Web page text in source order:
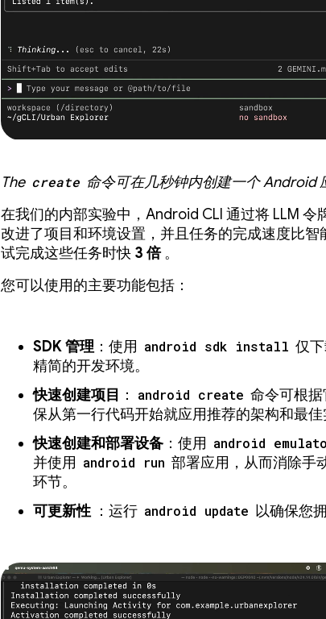
The create 命令可在几秒钟内创建一个 Android
在我们的内部实验中，Android CLI 通过将 LLM 令
改进了项目和环境设置，并且任务的完成速度比智
试完成这些任务时快 3 倍。
您可以使用的主要功能包括：
SDK 管理 ：使用 android sdk install 仅
精简的开发环境。
快速创建项目 ： android create 命令可根
保从第一行代码开始就应用推荐的架构和最佳
快速创建和部署设备 ：使用 android
并使用 android run 部署应用，从而消除手
环节。
可更新性 ：运行 android update 以确保您